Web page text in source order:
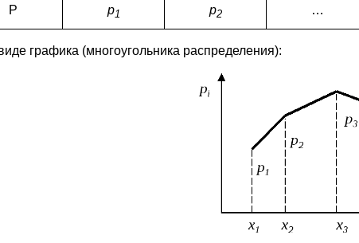
P p1 p2 …
графика (многоугольника распределения):